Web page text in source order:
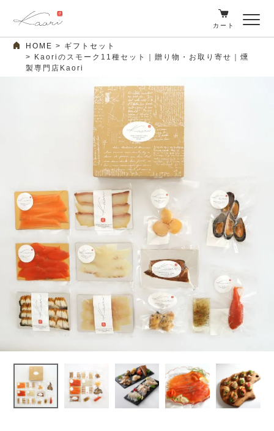
カート
HOME
ギフトセット
Kaoriのスモーク11種セット｜贈り物・お取り寄せ｜燻
製専門店Kaori